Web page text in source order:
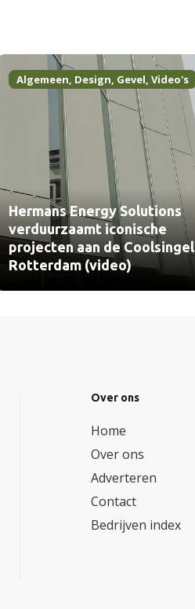
Algemeen, Design, Gevel,Video's
Hermans Energy Solutions
verduurzaamt iconische
projecten aan de Coolsingel
Rotterdam (video)
Over ons
Home
Over ons
Adverteren
Contact
Bedrijven index